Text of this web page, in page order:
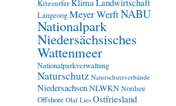
KitesurferKlimaLandwirtschaft
LangeoogMeyer WerftNABU
Nationalpark
Niedersächsisches
Wattenmeer
Nationalparkverwaltung
Naturschutz Naturschutzverbände
NiedersachsenNLWKNNordsee
Offshore Olaf Lies Ostfriesland